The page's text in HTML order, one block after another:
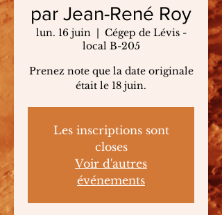
par Jean-René Roy
lun. 16 juin
  |
Cégep de Lévis -
local B-205
Prenez note que la date originale
était le 18 juin.
Les inscriptions sont
closes
Voir d'autres
événements